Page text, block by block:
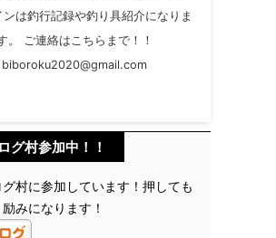
ンは釣行記録や釣り具紹介になりま
。 ご連絡はこちらまで！！
biboroku2020@gmail.com
グ村参加中！！
グ村に参加しています！押しても
みになります！